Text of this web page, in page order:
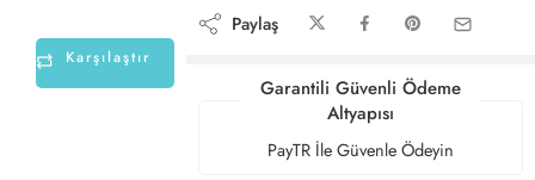
Karşılaştır
Paylaş
Garantili Güvenli Ödeme
Altyapısı
PayTR İle Güvenle Ödeyin